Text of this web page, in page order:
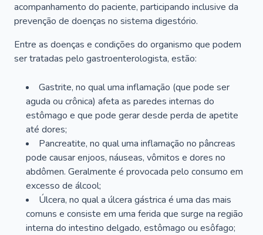
acompanhamento do paciente, participando inclusive da
prevenção de doenças no sistema digestório.
Entre as doenças e condições do organismo que podem
ser tratadas pelo gastroenterologista, estão:
Gastrite, no qual uma inflamação (que pode ser
aguda ou crônica) afeta as paredes internas do
estômago e que pode gerar desde perda de apetite
até dores;
Pancreatite, no qual uma inflamação no pâncreas
pode causar enjoos, náuseas, vômitos e dores no
abdômen. Geralmente é provocada pelo consumo em
excesso de álcool;
Úlcera, no qual a úlcera gástrica é uma das mais
comuns e consiste em uma ferida que surge na região
interna do intestino delgado, estômago ou esôfago;